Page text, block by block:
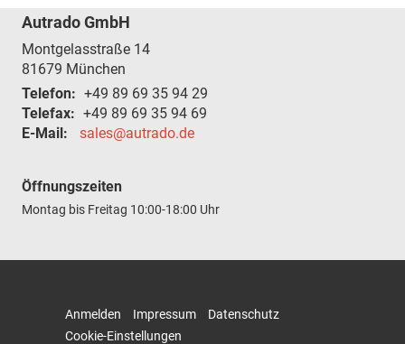
Autrado GmbH
Montgelasstraße 14
81679 München
Telefon: +49 89 69 35 94 29
Telefax: +49 89 69 35 94 69
E-Mail:
sales@autrado.de
Öffnungszeiten
Montag bis Freitag 10:00-18:00 Uhr
Anmelden Impressum
Datenschutz
Cookie-Einstellungen